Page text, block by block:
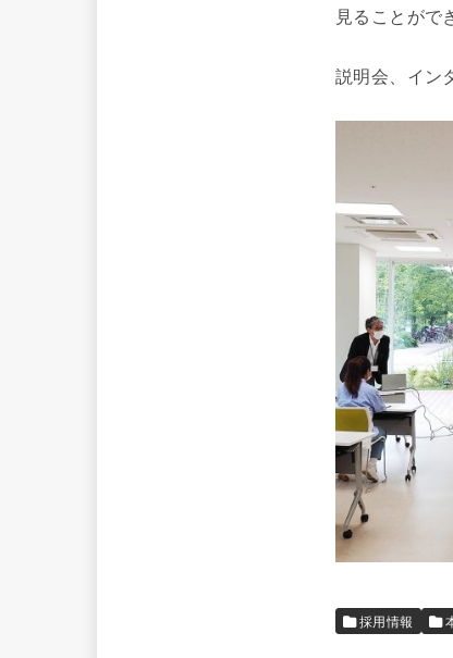
見ることがで
説明会、イン
採用情報